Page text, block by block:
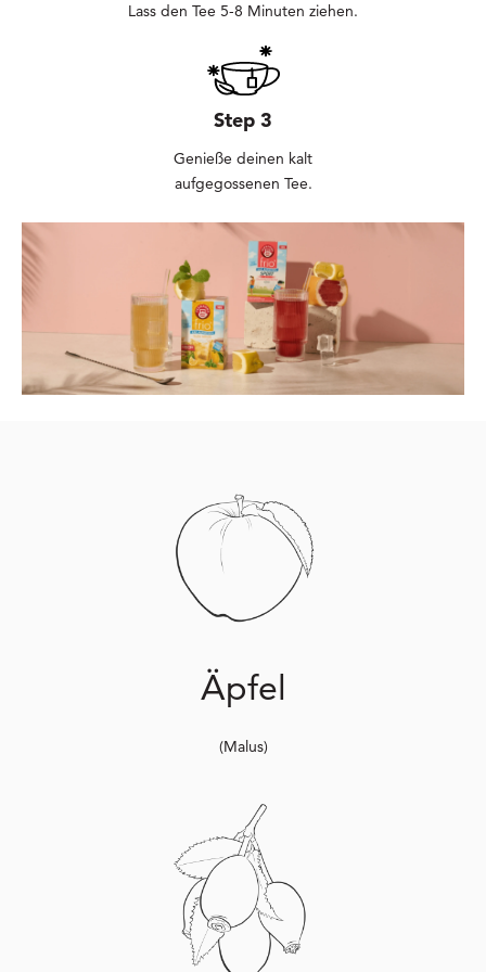
Lass den Tee 5-8 Minuten ziehen.
Step 3
Genieße deinen kalt
aufgegossenen Tee.
Äpfel
(Malus)